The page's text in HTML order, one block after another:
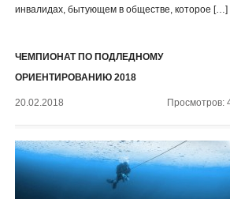
инвалидах, бытующем в обществе, которое […]
ЧЕМПИОНАТ ПО ПОДЛЕДНОМУ
ОРИЕНТИРОВАНИЮ 2018
20.02.2018 Просмотров: